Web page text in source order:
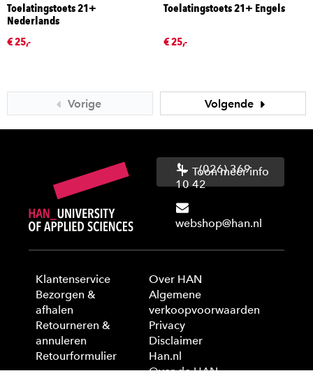
Toelatingstoets 21+
Nederlands
€ 25,-
Toelatingstoets 21+ Engels
€ 25,-
Vorige Volgende
(026) 369
10 42
webshop@han.nl
Toon meer info
Klantenservice
Bezorgen &
afhalen
Retourneren &
annuleren
Retourformulier
Over HAN
Algemene
verkoopvoorwaarden
Privacy
Disclaimer
Han.nl
Over de HAN